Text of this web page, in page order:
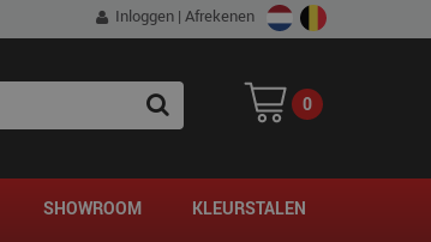
Inloggen | Afrekenen
0
SEARCH
SHOWROOM KLEURSTALEN